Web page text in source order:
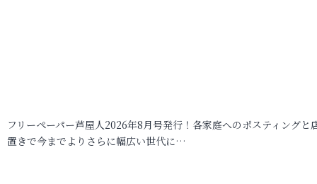
フリーペーパー芦屋人2026年8月号発行！各家庭へのポスティングと
置きで今までよりさらに幅広い世代に…